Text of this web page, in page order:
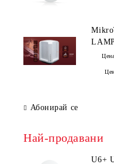
Абонирай се
Най-продавани